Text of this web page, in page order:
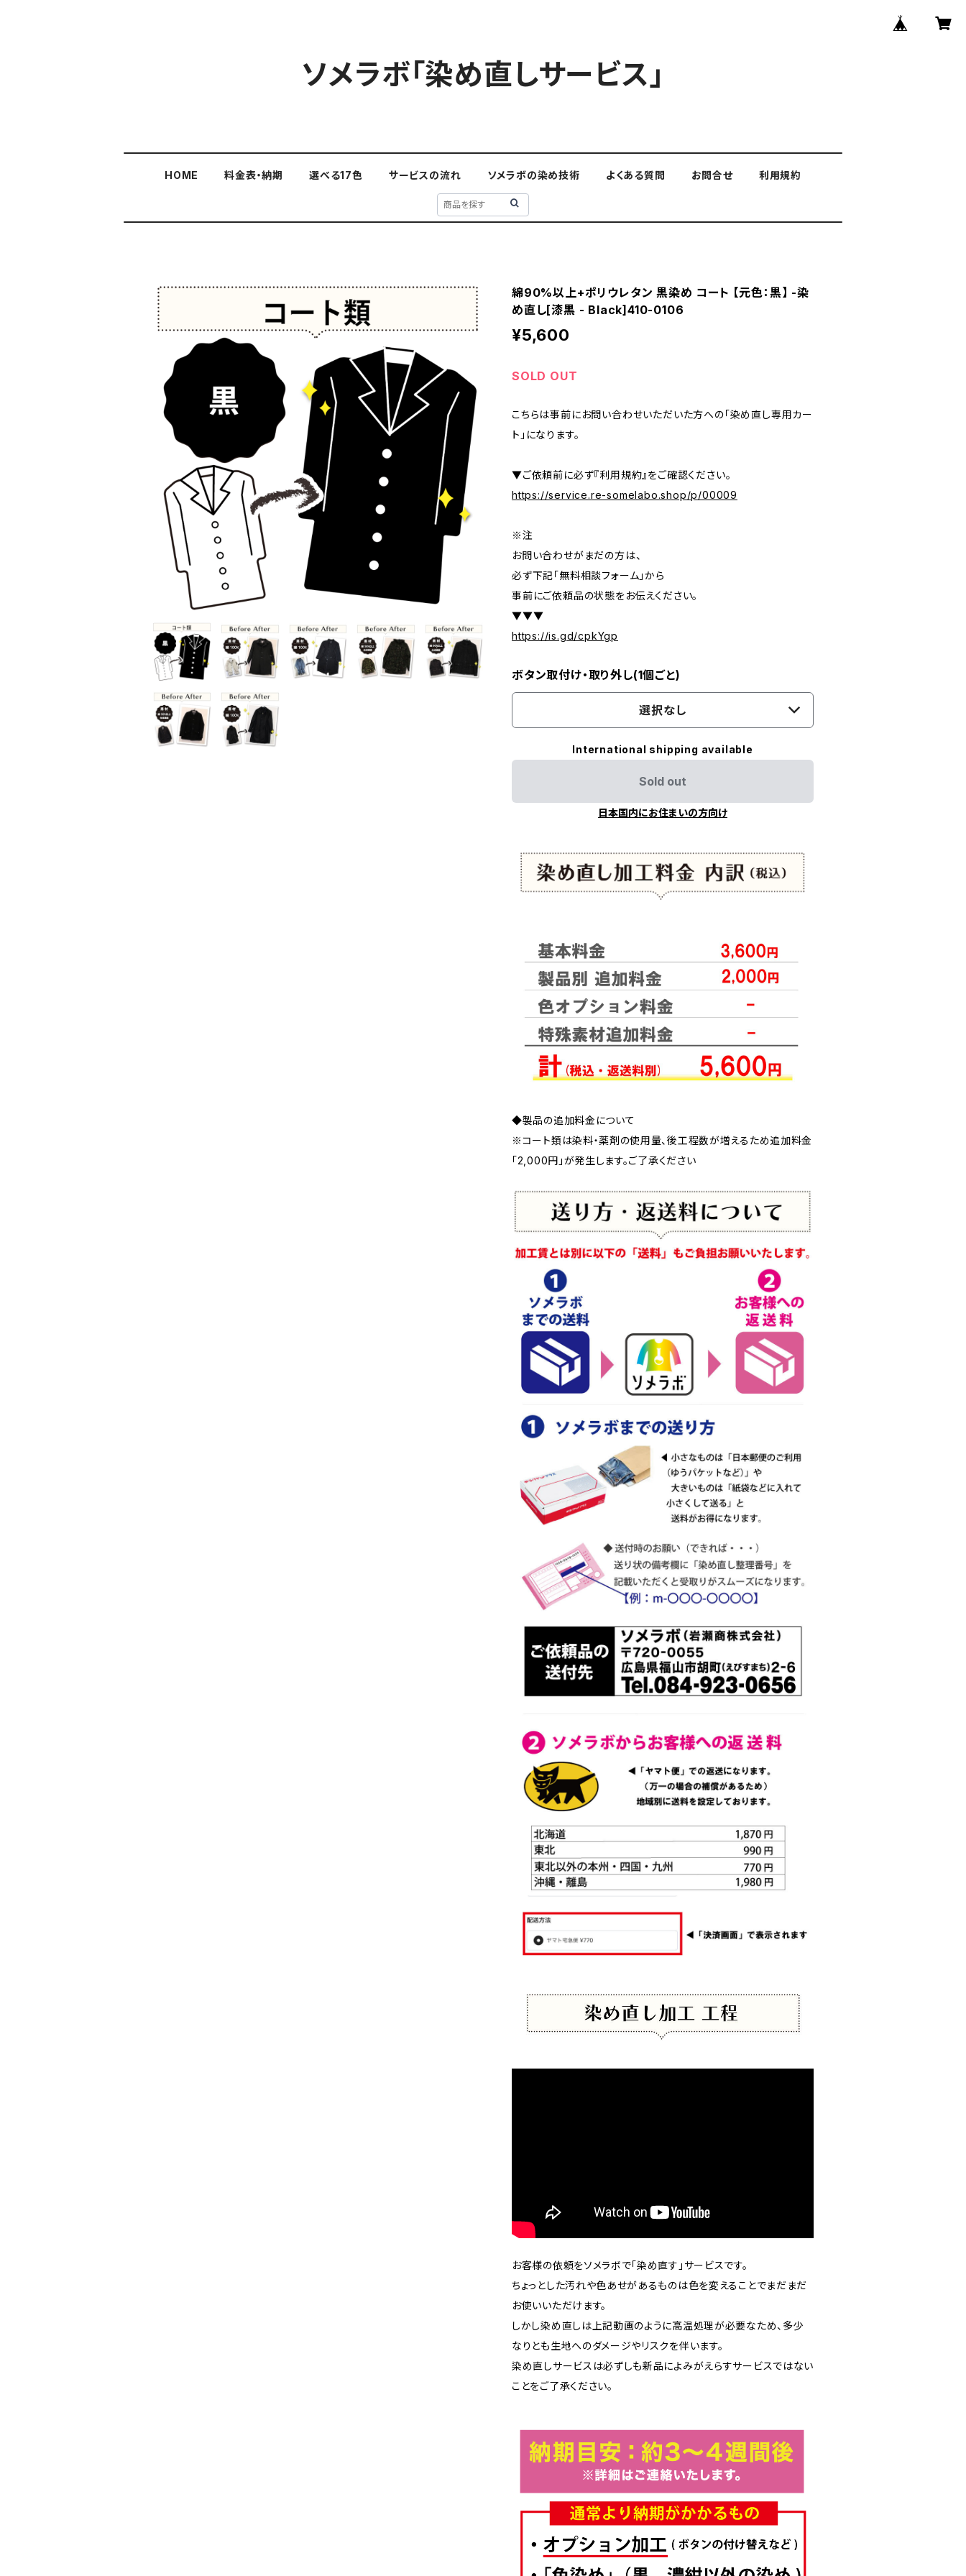
ソメラボ「染め直しサービス」
HOME 料金表・納期 選べる17色 サービスの流れ ソメラボの染め技術 よくある質問 お問合せ 利用規約
綿90%以上+ポリウレタン 黒染め コート 【元色：黒】 -染
め直し[漆黒 - Black]410-0106
¥5,600
SOLD OUT
こちらは事前にお問い合わせいただいた方への「染め直し専用カー
ト」になります。
▼ご依頼前に必ず『利用規約』をご確認ください。
https://service.re-somelabo.shop/p/00009
※注
お問い合わせがまだの方は、
必ず下記「無料相談フォーム」から
事前にご依頼品の状態をお伝えください。
▼▼▼
https://is.gd/cpkYgp
ボタン取付け・取り外し(1個ごと)
選択なし
International shipping available
Sold out
日本国内にお住まいの方向け
◆製品の追加料金について
※コート類は染料・薬剤の使用量、後工程数が増えるため追加料金
「2,000円」が発生します。ご了承ください
お客様の依頼をソメラボで「染め直す」サービスです。
ちょっとした汚れや色あせがあるものは色を変えることでまだまだ
お使いいただけます。
しかし染め直しは上記動画のように高温処理が必要なため、多少
なりとも生地へのダメージやリスクを伴います。
染め直しサービスは必ずしも新品によみがえらすサービスではない
ことをご了承ください。